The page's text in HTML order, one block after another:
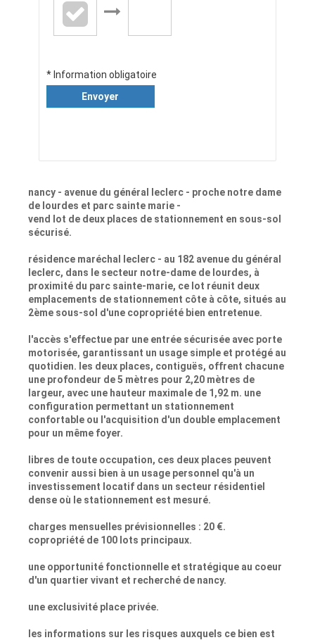
* Information obligatoire
Envoyer
nancy - avenue du général leclerc - proche notre dame
de lourdes et parc sainte marie -
vend lot de deux places de stationnement en sous-sol
sécurisé.
résidence maréchal leclerc - au 182 avenue du général
leclerc, dans le secteur notre-dame de lourdes, à
proximité du parc sainte-marie, ce lot réunit deux
emplacements de stationnement côte à côte, situés au
2ème sous-sol d'une copropriété bien entretenue.
l'accès s'effectue par une entrée sécurisée avec porte
motorisée, garantissant un usage simple et protégé au
quotidien. les deux places, contiguës, offrent chacune
une profondeur de 5 mètres pour 2,20 mètres de
largeur, avec une hauteur maximale de 1,92 m. une
configuration permettant un stationnement
confortable ou l'acquisition d'un double emplacement
pour un même foyer.
libres de toute occupation, ces deux places peuvent
convenir aussi bien à un usage personnel qu'à un
investissement locatif dans un secteur résidentiel
dense où le stationnement est mesuré.
charges mensuelles prévisionnelles : 20 €.
copropriété de 100 lots principaux.
une opportunité fonctionnelle et stratégique au coeur
d'un quartier vivant et recherché de nancy.
une exclusivité place privée.
les informations sur les risques auxquels ce bien est